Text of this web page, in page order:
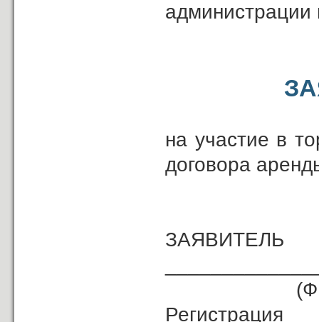
администрации
на участие в
договора
ЗАЯВИТЕЛЬ